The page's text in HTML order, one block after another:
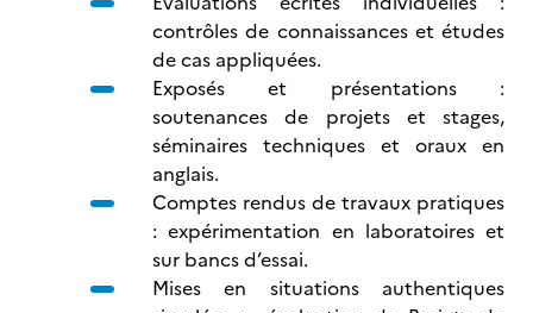
contrôles de connaissances et études
de cas appliquées.
Exposés et présentations :
soutenances de projets et stages,
séminaires techniques et oraux en
anglais.
Comptes rendus de travaux pratiques
: expérimentation en laboratoires et
sur bancs d’essai.
Mises en situations authentiques